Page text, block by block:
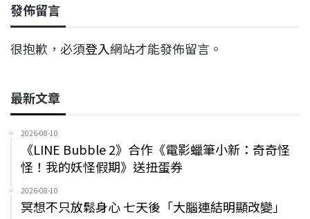
發佈留言
很抱歉，必須登入網站才能發佈留言。
最新文章
2026-08-10
《LINE Bubble 2》合作《電影蠟筆小新：奇奇怪
怪！我的妖怪假期》送扭蛋券
2026-08-10
冥想不只放鬆身心 七天後「大腦連結明顯改變」